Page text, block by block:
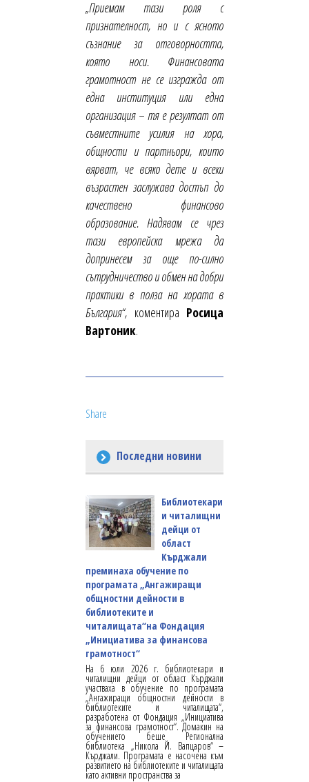
„Приемам тази роля с
признателност, но и с ясното
съзнание за отговорността,
която носи. Финансовата
грамотност не се изгражда от
една институция или една
организация – тя е резултат от
съвместните усилия на хора,
общности и партньори, които
вярват, че всяко дете и всеки
възрастен заслужава достъп до
качествено финансово
образование. Надявам се чрез
тази европейска мрежа да
допринесем за още по-силно
сътрудничество и обмен на добри
практики в полза на хората в
България“, коментира Росица
Вартоник.
Share
Последни новини
Библиотекари
и читалищни
дейци от
област
Кърджали
преминаха обучение по
програмата „Ангажиращи
общностни дейности в
библиотеките и
читалищата“на Фондация
„Инициатива за финансова
грамотност“
На 6 юли 2026 г. библиотекари и
читалищни дейци от област Кърджали
участваха в обучение по програмата
„Ангажиращи общностни дейности в
библиотеките и читалищата“,
разработена от Фондация „Инициатива
за финансова грамотност“. Домакин на
обучението беше Регионална
библиотека „Никола Й. Вапцаров“ –
Кърджали. Програмата е насочена към
развитието на библиотеките и читалищата
като активни пространства за